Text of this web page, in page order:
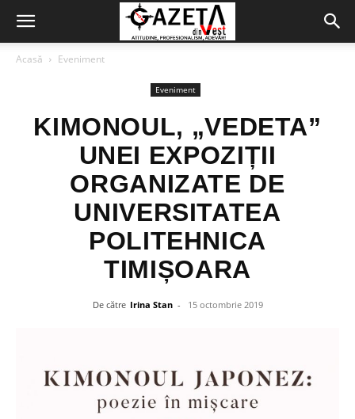
Acasă Eveniment
Eveniment
KIMONOUL, „VEDETA”
UNEI EXPOZIȚII
ORGANIZATE DE
UNIVERSITATEA
POLITEHNICA
TIMIȘOARA
De către Irina Stan - 15 octombrie 2019